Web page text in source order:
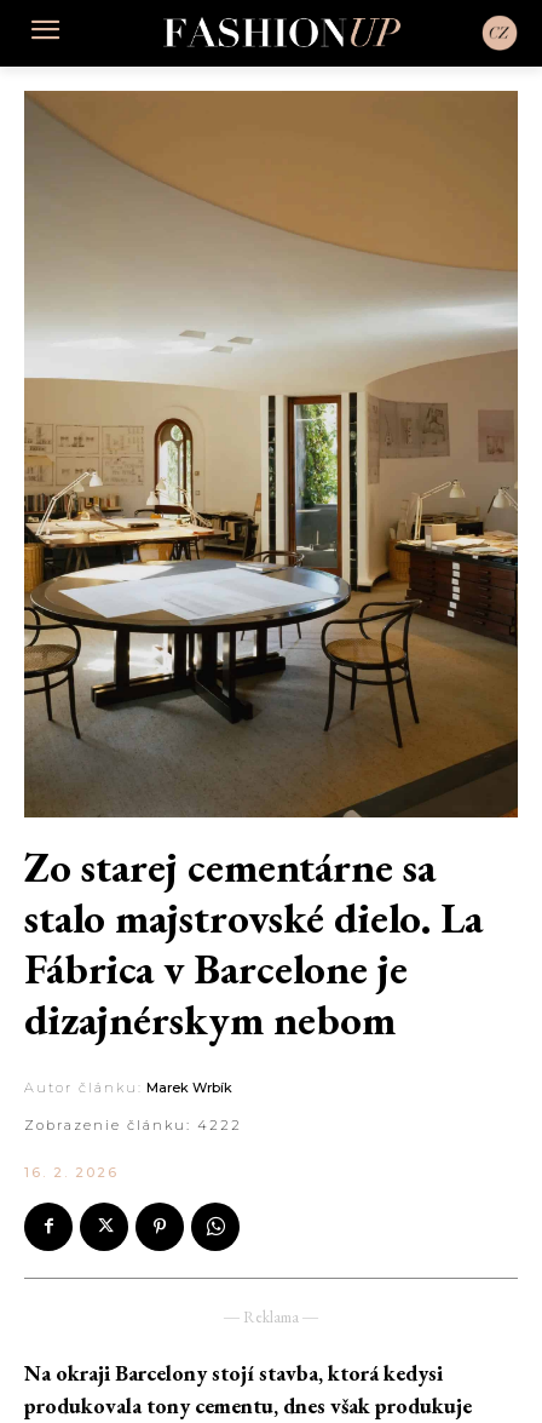
Zo starej cementárne sa
stalo majstrovské dielo. La
Fábrica v Barcelone je
dizajnérskym nebom
Autor článku: Marek Wrbík
Zobrazenie článku: 4222
16. 2. 2026
― Reklama ―
Na okraji Barcelony stojí stavba, ktorá kedysi
produkovala tony cementu, dnes však produkuje